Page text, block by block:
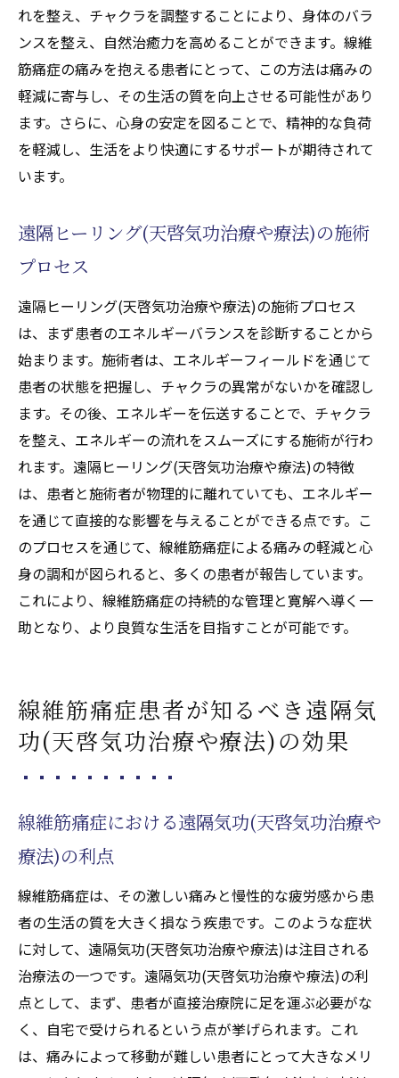
れを整え、チャクラを調整することにより、身体のバラ
ンスを整え、自然治癒力を高めることができます。線維
筋痛症の痛みを抱える患者にとって、この方法は痛みの
軽減に寄与し、その生活の質を向上させる可能性があり
ます。さらに、心身の安定を図ることで、精神的な負荷
を軽減し、生活をより快適にするサポートが期待されて
います。
遠隔ヒーリング(天啓気功治療や療法)の施術
プロセス
遠隔ヒーリング(天啓気功治療や療法)の施術プロセス
は、まず患者のエネルギーバランスを診断することから
始まります。施術者は、エネルギーフィールドを通じて
患者の状態を把握し、チャクラの異常がないかを確認し
ます。その後、エネルギーを伝送することで、チャクラ
を整え、エネルギーの流れをスムーズにする施術が行わ
れます。遠隔ヒーリング(天啓気功治療や療法)の特徴
は、患者と施術者が物理的に離れていても、エネルギー
を通じて直接的な影響を与えることができる点です。こ
のプロセスを通じて、線維筋痛症による痛みの軽減と心
身の調和が図られると、多くの患者が報告しています。
これにより、線維筋痛症の持続的な管理と寛解へ導く一
助となり、より良質な生活を目指すことが可能です。
線維筋痛症患者が知るべき遠隔気
功(天啓気功治療や療法)の効果
線維筋痛症における遠隔気功(天啓気功治療や
療法)の利点
線維筋痛症は、その激しい痛みと慢性的な疲労感から患
者の生活の質を大きく損なう疾患です。このような症状
に対して、遠隔気功(天啓気功治療や療法)は注目される
治療法の一つです。遠隔気功(天啓気功治療や療法)の利
点として、まず、患者が直接治療院に足を運ぶ必要がな
く、自宅で受けられるという点が挙げられます。これ
は、痛みによって移動が難しい患者にとって大きなメリ